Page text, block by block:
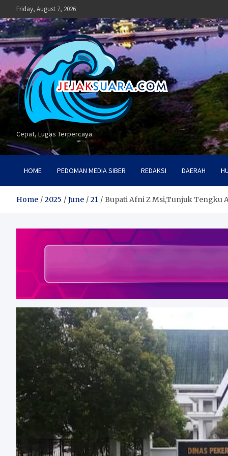
to
content
Friday, August 7, 2026
Cepat, Lugas Terpercaya
HOME PEDOMAN MEDIA SIBER REDAKSI DAERAH
Home 2025 June 21 Bupati Afni Z Msi,Tunjuk Tengku